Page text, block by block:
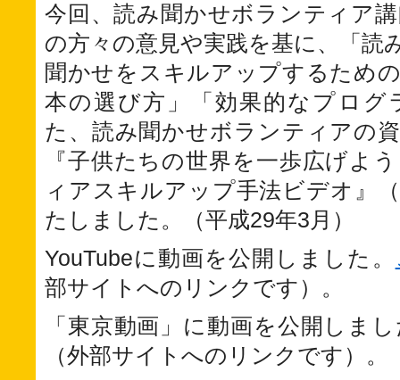
今回、読み聞かせボランティア
の方々の意見や実践を基に、「読
聞かせをスキルアップするため
本の選び方」「効果的なプログ
た、読み聞かせボランティアの
『子供たちの世界を一歩広げよ
ィアスキルアップ手法ビデオ』
たしました。（平成29年3月）
YouTubeに動画を公開しました。
部サイトへのリンクです）。
「東京動画」に動画を公開しま
（外部サイトへのリンクです）。